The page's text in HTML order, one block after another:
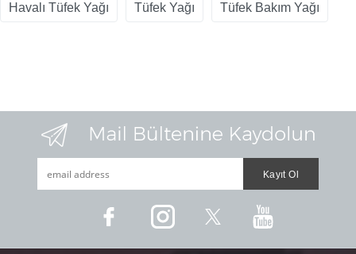
Havalı Tüfek Yağı Tüfek Yağı Tüfek Bakım Yağı